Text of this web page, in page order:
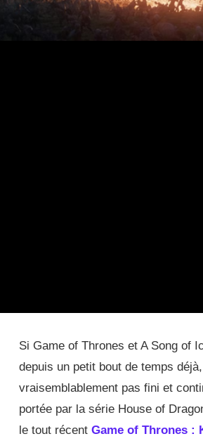
Si Game of Thrones et A Song of
depuis un petit bout de temps
vraisemblablement pas fini et
portée par la série House of
le tout récent Game of Thrones :